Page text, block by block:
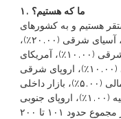
۱. ما که هستیم؟
چین مستقر هستیم و به کشورهای
اروپای غربی (۰۰.۰۰٪)، آفریقا (۰۰.۰۰٪)، آسیای شرقی (۲۰.۰۰٪)،
آمریکای شمالی (۲۰.۰۰٪)، آسیای جنوب شرقی (۱۰.۰۰٪)، آمریکای
مرکزی (۱۰.۰۰٪)، آسیای جنوبی (۱۰.۰۰٪)، اروپای شرقی
(۱۰.۰۰٪)، خاورمیانه (۷.۰۰٪)، اروپای شمالی (۵.۰۰٪)، بازار داخلی
(۵.۰۰٪)، آمریکای جنوبی (۱.۰۰٪)، اقیانوسیه (۱.۰۰٪)، اروپای جنوبی
(۱.۰۰٪) محصولات خود را می‌فروشیم. در مجموع حدود ۱۰۱ تا ۲۰۰